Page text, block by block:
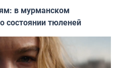
в мурманском
состоянии тюленей